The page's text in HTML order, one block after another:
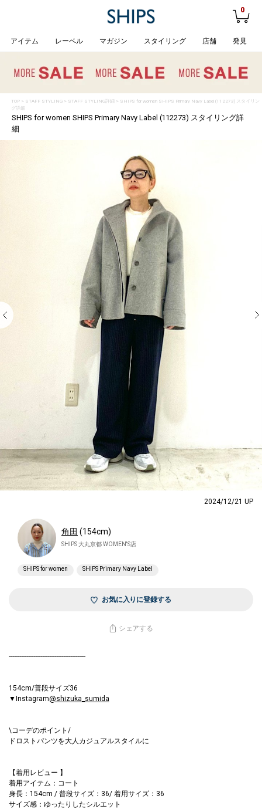
0
アイテム レーベル マガジン スタイリング 店舗 発見
TOP> STAFF STYLING> STAFF STYLING詳細 > SHIPS for women SHIPS Primary Navy Label (112273) スタイリン
グ詳細
SHIPS for women SHIPS Primary Navy Label (112273) スタイリング詳
細
2024/12/21 UP
角田 (154cm)
SHIPS 大丸京都 WOMEN'S店
SHIPS for women SHIPS Primary Navy Label
お気に入りに登録する
シェアする
--------------------------------------------
154cm/普段サイズ36
▼Instagram@shizuka_sumida
\コーデのポイント/
ドロストパンツを大人カジュアルスタイルに
【着用レビュー 】
着用アイテム：コート
身長：154cm / 普段サイズ：36/ 着用サイズ：36
サイズ感：ゆったりしたシルエット